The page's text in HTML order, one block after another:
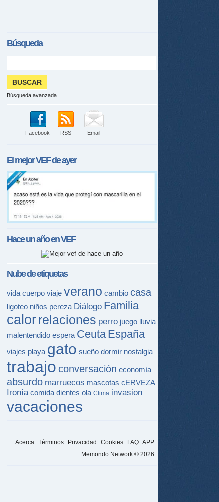
Búsqueda
Búsqueda avanzada
Facebook RSS Email
El mejorVEFde ayer
Hace un año enVEF
Nube de etiquetas
vida cuerpo viaje verano cambio casa
ligoteo niños pereza Diálogo Familia
calorrelaciones perro juego lluvia
malentendido espera Ceuta España
viajes playa gato sueño dormir nostalgia
trabajo conversación economía
absurdo marruecos mascotas cERVEZA
Ironía comida dientes ola Clima invasion
vacaciones
Acerca Términos Privacidad Cookies FAQ APP
Memondo Network © 2026